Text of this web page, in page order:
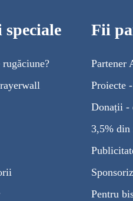
speciale Fii
Partener
Proiecte
Donații -
3,5% din
Pentru